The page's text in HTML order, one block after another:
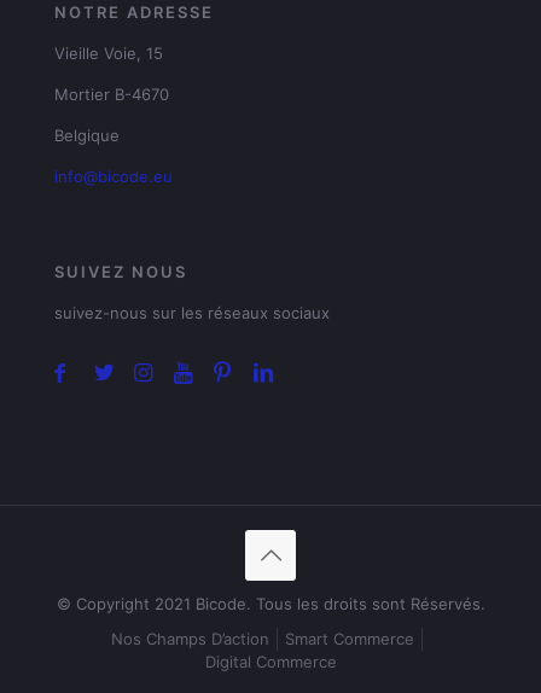
NOTRE ADRESSE
Vieille Voie, 15
Mortier B-4670
Belgique
info@bicode.eu
SUIVEZ NOUS
suivez-nous sur les réseaux sociaux
© Copyright 2021 Bicode. Tous les droits sont Réservés.
Nos Champs D’action
Smart Commerce
Digital Commerce